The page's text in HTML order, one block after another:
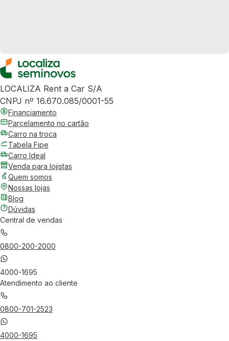
LOCALIZA Rent a Car S/A
CNPJ nº 16.670.085/0001-55
Financiamento
Parcelamento no cartão
Carro na troca
Tabela Fipe
Carro Ideal
Venda para lojistas
Quem somos
Nossas lojas
Blog
Dúvidas
Central de vendas
0800-200-2000
4000-1695
Atendimento ao cliente
0800-701-2523
4000-1695